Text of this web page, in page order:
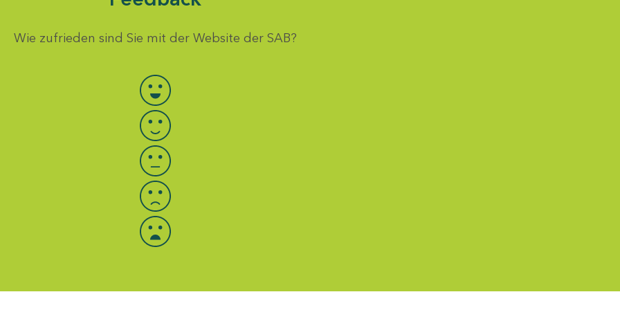
Wie zufrieden sind Sie mit der Website der SAB?
Bewertung auswählen